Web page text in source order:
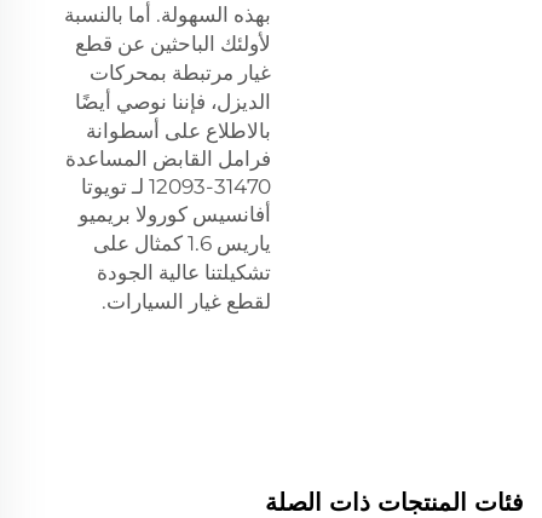
بهذه السهولة. أما بالنسبة
لأولئك الباحثين عن قطع
غيار مرتبطة بمحركات
الديزل، فإننا نوصي أيضًا
بالاطلاع على أسطوانة
فرامل القابض المساعدة
31470-12093 لـ تويوتا
أفانسيس كورولا بريميو
ياريس 1.6
كمثال على
تشكيلتنا عالية الجودة
لقطع غيار السيارات.
فئات المنتجات ذات الصلة